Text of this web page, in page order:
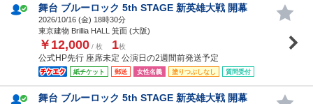
舞台 ブルーロック 5th STAGE 新英雄大戦 開幕
2026/10/16 (金) 18時30分
東京建物 Brillia HALL 箕面 (大阪)
￥12,000 / 枚 1枚
公式HP先行 座席未定 公演日の2週間前発送予定
紙チケット 郵送 女性名義 塗りつぶしなし 質問受付
舞台 ブルーロック 5th STAGE 新英雄大戦 開幕